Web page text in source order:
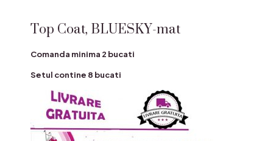
Top Coat, BLUESKY-mat
Comanda minima 2 bucati
Setul contine 8 bucati